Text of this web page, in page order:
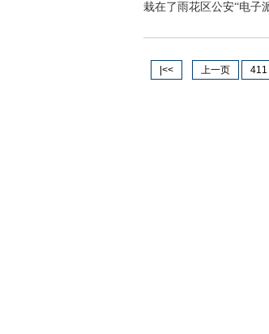
栽在了雨花区公安“电子
|<< 上一页 411